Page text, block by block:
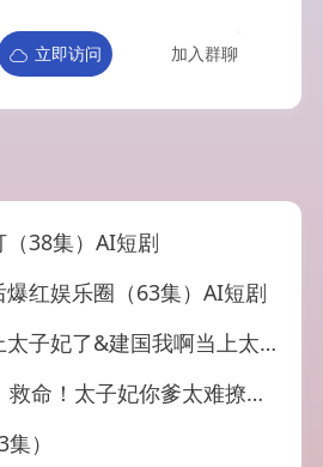
立即访问 加入群聊
38集）AI短剧
红娱乐圈（63集）AI短剧
&建国我啊当上太子妃了（20集）AI短剧
妃你爹太难撩（83集）古铭瀚＆李丫丫
）